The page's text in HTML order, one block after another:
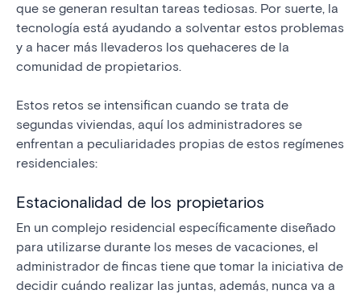
que se generan resultan tareas tediosas. Por suerte, la
tecnología está ayudando a solventar estos problemas
y a hacer más llevaderos los quehaceres de la
comunidad de propietarios.
Estos retos se intensifican cuando se trata de
segundas viviendas, aquí los administradores se
enfrentan a peculiaridades propias de estos regímenes
residenciales:
Estacionalidad de los propietarios
En un complejo residencial específicamente diseñado
para utilizarse durante los meses de vacaciones, el
administrador de fincas tiene que tomar la iniciativa de
decidir cuándo realizar las juntas, además, nunca va a